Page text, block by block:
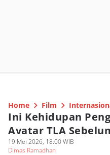
Home Film
Ini Kehidupan
Avatar TLA
19 Mei 2026, 18:00 WIB
Dimas Ramadhan